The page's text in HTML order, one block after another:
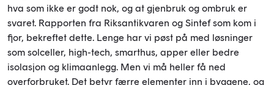
hva som ikke er godt nok, og at gjenbruk og ombruk er
svaret. Rapporten fra Riksantikvaren og Sintef som kom i
fjor, bekreftet dette. Lenge har vi pøst på med løsninger
som solceller, high-tech, smarthus, apper eller bedre
isolasjon og klimaanlegg. Men vi må heller få ned
overforbruket. Det betyr færre elementer inn i byggene, og